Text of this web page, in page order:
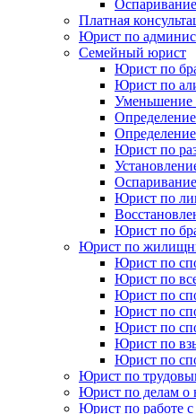
Платная
Юрист по
Семейный юрист
Юрист по
Юрист по
Уменьшение
Определение
Юрист по
Юрист по
Юрист по
Юрист по
Юрист по
Юрист по
Юрист по
Юрист по
Юрист по
Юрист по
Юрист по
Юрист по
Юрист по делам о
Юрист по работе